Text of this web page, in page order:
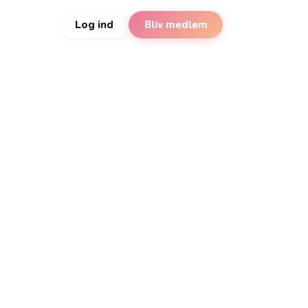
Log ind Bliv medlem